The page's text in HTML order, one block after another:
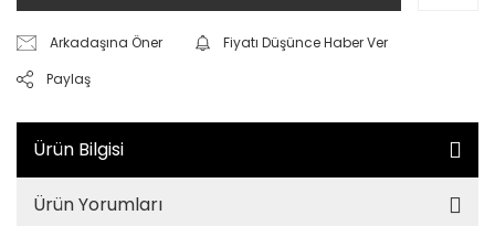
Arkadaşına Öner
Fiyatı Düşünce Haber Ver
Paylaş
Ürün Bilgisi
Ürün Yorumları